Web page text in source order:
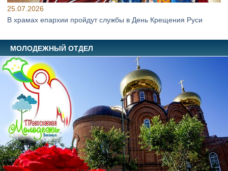
25.07.2026
В храмах епархии пройдут службы в День Крещения Руси
МОЛОДЕЖНЫЙ ОТДЕЛ